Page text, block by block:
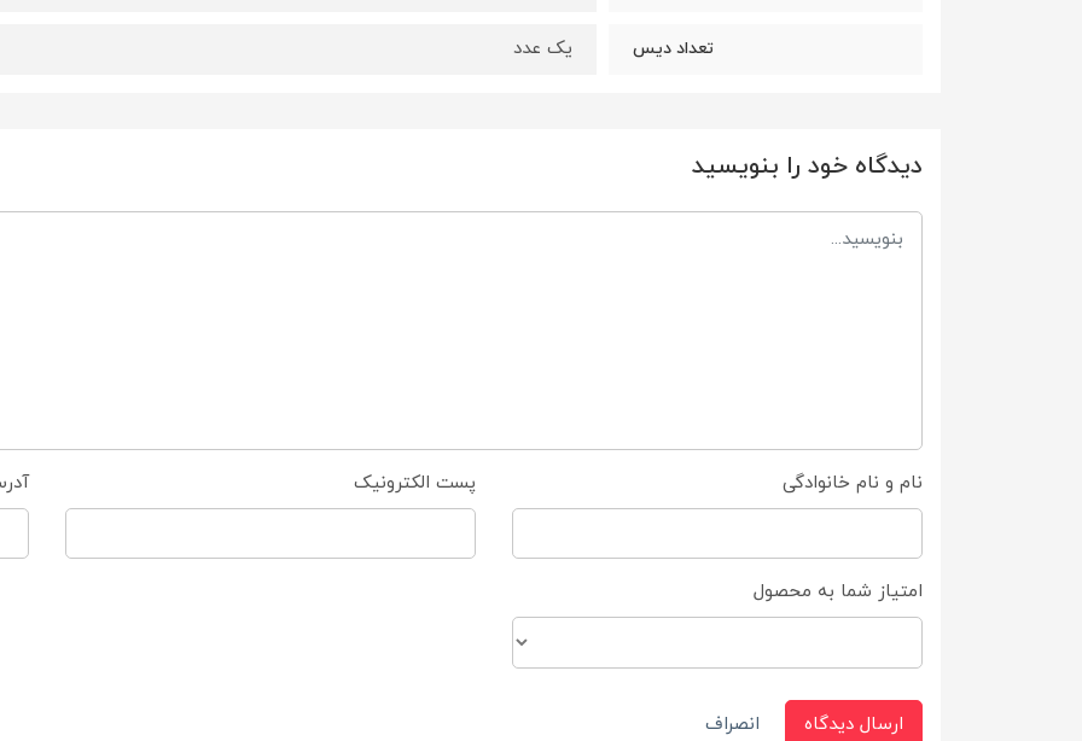
تعداد دیس یک عدد
دیدگاه خود را بنویسید
نام و نام خانوادگی پست الکترونیک
امتیاز شما به محصول
ارسال دیدگاه انصراف